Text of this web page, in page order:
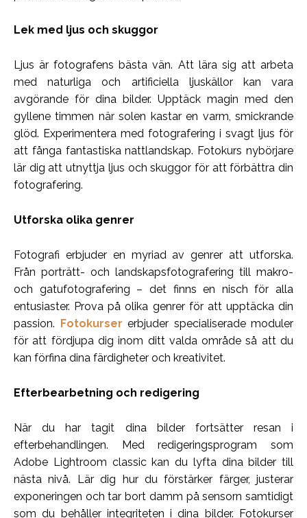
Lek med ljus och skuggor
Ljus är fotografens bästa vän. Att lära sig att arbeta
med naturliga och artificiella ljuskällor kan vara
avgörande för dina bilder. Upptäck magin med den
gyllene timmen när solen kastar en varm, smickrande
glöd. Experimentera med fotografering i svagt ljus för
att fånga fantastiska nattlandskap. Fotokurs nybörjare
lär dig att utnyttja ljus och skuggor för att förbättra din
fotografering.
Utforska olika genrer
Fotografi erbjuder en myriad av genrer att utforska.
Från porträtt- och landskapsfotografering till makro-
och gatufotografering – det finns en nisch för alla
entusiaster. Prova på olika genrer för att upptäcka din
passion. Fotokurser erbjuder specialiserade moduler
för att fördjupa dig inom ditt valda område så att du
kan förfina dina färdigheter och kreativitet.
Efterbearbetning och redigering
När du har tagit dina bilder fortsätter resan i
efterbehandlingen. Med redigeringsprogram som
Adobe Lightroom classic kan du lyfta dina bilder till
nästa nivå. Lär dig hur du förstärker färger, justerar
exponeringen och tar bort damm på sensorn samtidigt
som du behåller integriteten i dina bilder. Fotokurser